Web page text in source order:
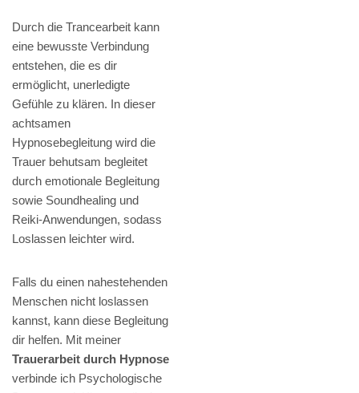
Durch die Trancearbeit kann
eine bewusste Verbindung
entstehen, die es dir
ermöglicht, unerledigte
Gefühle zu klären. In dieser
achtsamen
Hypnosebegleitung wird die
Trauer behutsam begleitet
durch emotionale Begleitung
sowie Soundhealing und
Reiki-Anwendungen, sodass
Loslassen leichter wird.
Falls du einen nahestehenden
Menschen nicht loslassen
kannst, kann diese Begleitung
dir helfen. Mit meiner
Trauerarbeit durch Hypnose
verbinde ich Psychologische